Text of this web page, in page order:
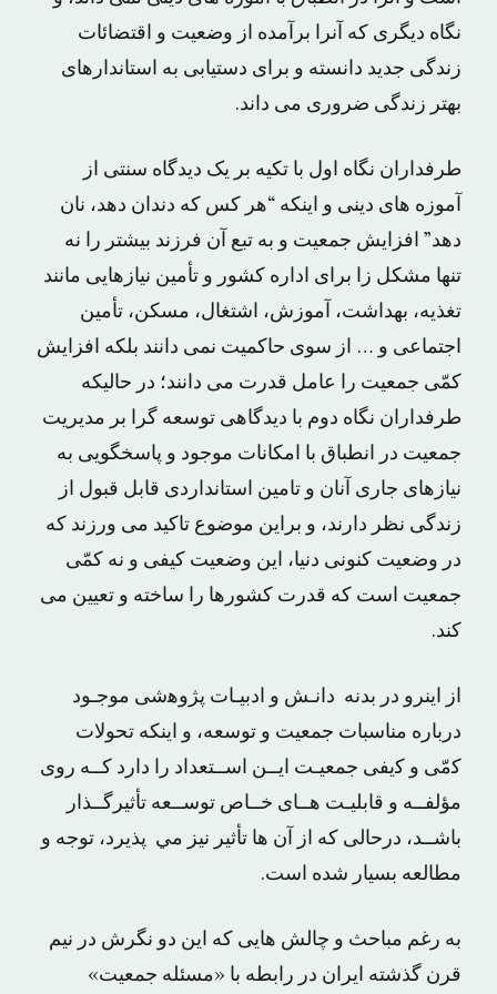
نگاه دیگری که آنرا برآمده از وضعیت و اقتضائات
زندگی جدید دانسته و برای دستیابی به استاندارهای
بهتر زندگی ضروری می داند.
طرفداران نگاه اول با تکیه بر یک دیدگاه سنتی از
آموزه های دینی و اینکه “هر کس که دندان دهد، نان
دهد” افزایش جمعیت و به تبع آن فرزند بیشتر را نه
تنها مشکل زا برای اداره کشور و تأمین نیازهایی مانند
تغذیه، بهداشت، آموزش، اشتغال، مسکن، تأمین
اجتماعی و … از سوی حاکمیت نمی دانند بلکه افزایش
کمّی جمعیت را عامل قدرت می دانند؛ در حالیکه
طرفداران نگاه دوم با دیدگاهی توسعه گرا بر مدیریت
جمعیت در انطباق با امکانات موجود و پاسخگویی به
نیازهای جاری آنان و تامین استانداردی قابل قبول از
زندگی نظر دارند، و براین موضوع تاکید می ورزند که
در وضعیت کنونی دنیا، این وضعیت کیفی و نه کمّی
جمعیت است که قدرت کشورها را ساخته و تعیین می
کند.
از اینرو در ﺑﺪﻧﻪ ﺩﺍﻧـﺶ ﻭ ﺍﺩﺑﻴـﺎﺕ ﭘﮋﻭﻫشی ﻣﻮﺟـﻮﺩ
ﺩﺭﺑﺎﺭﻩ ﻣﻨﺎﺳﺒﺎﺕ ﺟﻤﻌﻴﺖ ﻭ ﺗﻮﺳﻌﻪ، و اینکه ﺗﺤﻮﻻﺕ
ﻛمّی ﻭ ﻛیفی ﺟﻤﻌﻴـﺖ ﺍﻳــﻦ ﺍﺳــﺘﻌﺪﺍد ﺭﺍ ﺩﺍﺭﺩ ﻛــﻪ ﺭﻭی
ﻣﺆﻟﻔــﻪ ﻭ ﻗﺎﺑﻠﻴـت ﻫــﺎی ﺧــﺎﺹ ﺗﻮﺳــﻌﻪ ﺗﺄﺛﻴﺮﮔــﺬﺍﺭ
ﺑﺎﺷــﺪ، ﺩﺭﺣﺎلی ﻛﻪ ﺍﺯ ﺁﻥ ﻫﺎ ﺗﺄﺛﻴﺮ ﻧﻴﺰ ﻣﻲ ﭘﺬﻳﺮﺩ، توجه و
مطالعه بسیار شده است.
به رغم مباحث و چالش هایی که این دو نگرش در نیم
قرن گذشته ایران در رابطه با «مسئله جمعیت»